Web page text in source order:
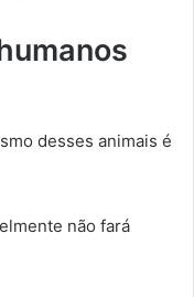
desses animais é
não fará